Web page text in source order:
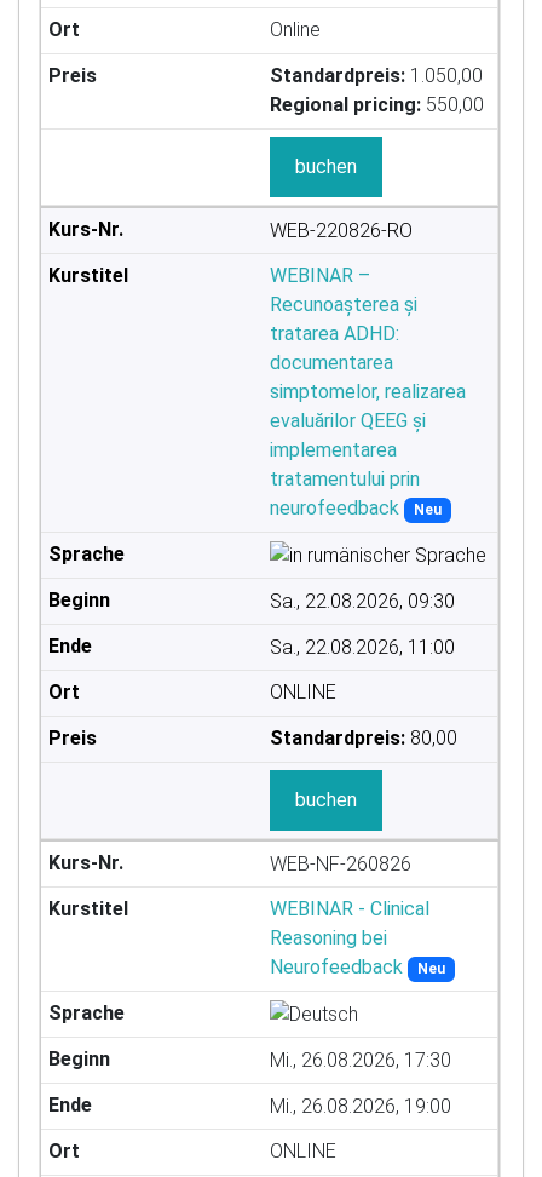
Online
Standardpreis: 1.050,00
Regional pricing: 550,00
buchen
WEB-220826-RO
WEBINAR –
Recunoașterea și
tratarea ADHD:
documentarea
simptomelor, realizarea
evaluărilor QEEG și
implementarea
tratamentului prin
neurofeedback
Neu
Sa., 22.08.2026, 09:30
Sa., 22.08.2026, 11:00
ONLINE
Standardpreis: 80,00
buchen
WEB-NF-260826
WEBINAR - Clinical
Reasoning bei
Neurofeedback
Neu
Mi., 26.08.2026, 17:30
Mi., 26.08.2026, 19:00
ONLINE